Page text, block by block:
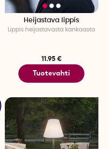
Heijastava lippis
Lippis heijastavasta kankaasta
11.95 €
Tuotevahti